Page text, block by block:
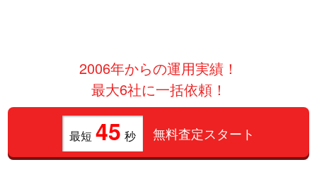
2006年からの運用実績！
最大6社に一括依頼！
最短 45 秒 無料査定スタート